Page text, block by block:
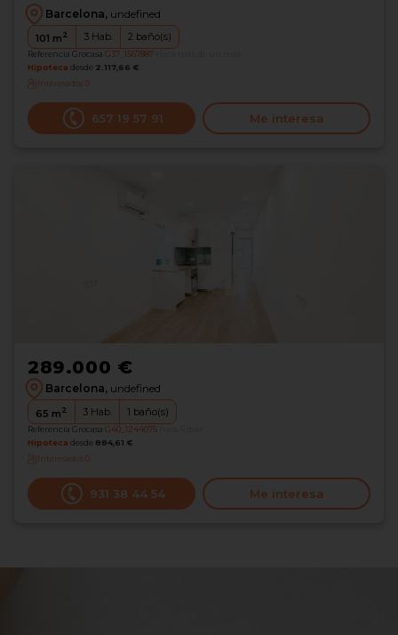
Barcelona, undefined
101 m2 3 Hab. 2 baño(s)
Referencia Grocasa G37_1567887
Hipoteca desde 2.117,66 €
Interesados0
‪657 19 57 91‬ Me interesa
289.000 €
Barcelona, undefined
65 m2 3 Hab. 1 baño(s)
Referencia Grocasa G40_1244075
Hipoteca desde 884,61 €
Interesados0
931 38 44 54 Me interesa